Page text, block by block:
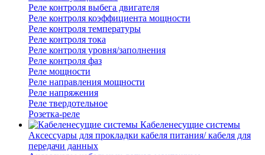
Реле контроля выбега двигателя
Реле контроля коэффициента мощности
Реле контроля температуры
Реле контроля тока
Реле контроля уровня/заполнения
Реле контроля фаз
Реле мощности
Реле направления мощности
Реле напряжения
Реле твердотельное
Розетка-реле
Кабеленесущие системы
Аксессуары для прокладки кабеля питания/ кабеля для
передачи данных